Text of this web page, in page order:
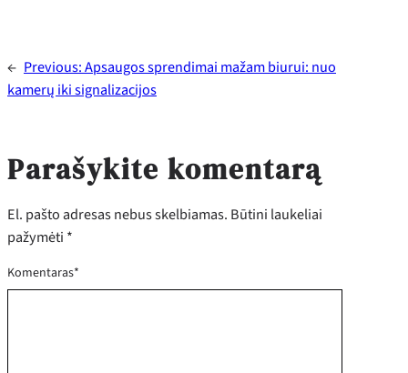
← Previous:Apsaugos sprendimai mažam biurui: nuo
kamerų iki signalizacijos
Parašykite komentarą
El. pašto adresas nebus skelbiamas. Būtini laukeliai
pažymėti *
Komentaras*